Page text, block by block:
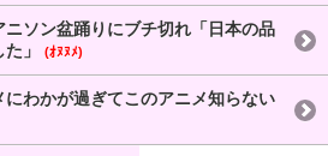
ニソン盆踊りにブチ切れ「日本の品
」
(ｵﾇﾇﾒ)
にわかが過ぎてこのアニメ知らない